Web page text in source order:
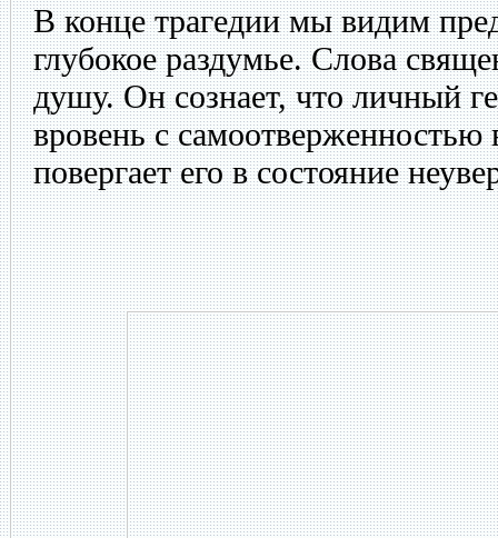
В конце трагедии мы видим
глубокое раздумье. Слова
душу. Он сознает, что личный
вровень с самоотверженностью
повергает его в состояние